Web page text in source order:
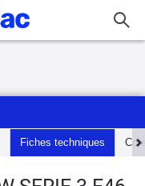
Fiches techniques